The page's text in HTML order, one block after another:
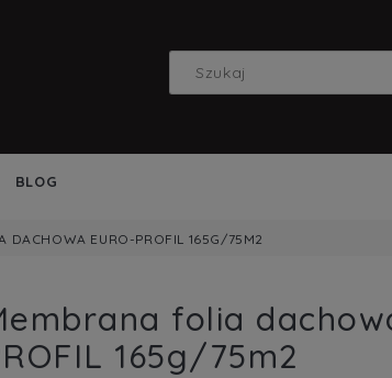
BLOG
DACHOWA EURO-PROFIL 165G/75M2
folia
165g/75m2